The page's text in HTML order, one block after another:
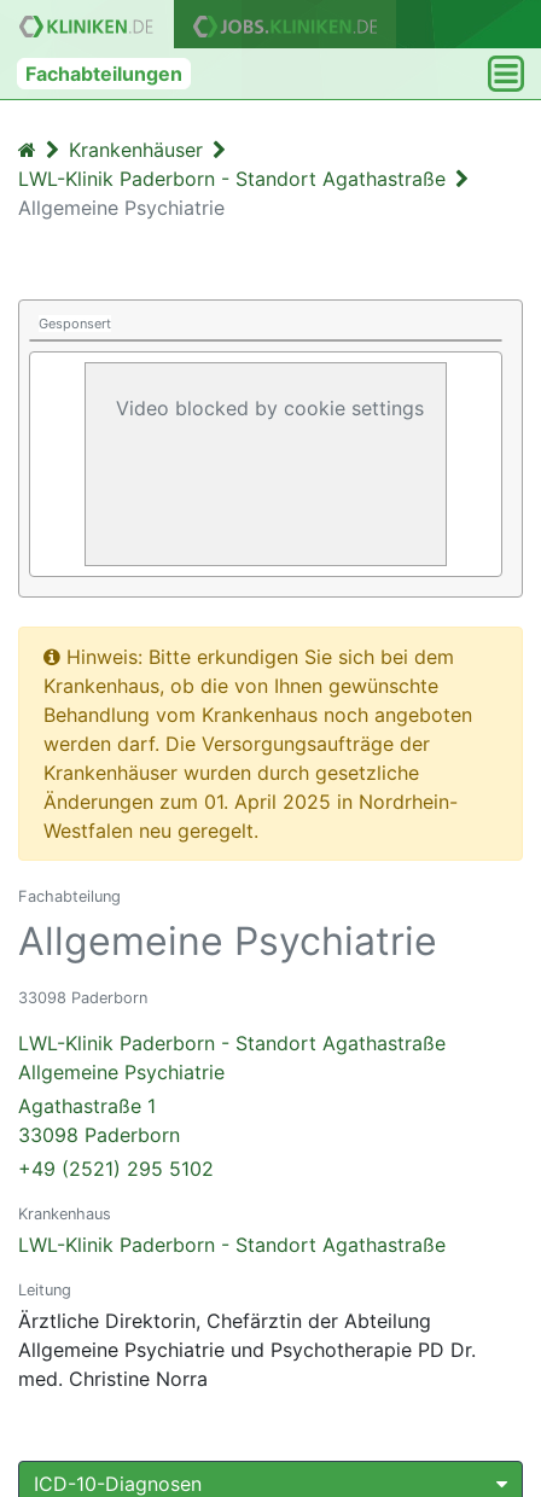
Fachabteilungen
Krankenhäuser
LWL-Klinik Paderborn - Standort Agathastraße
Allgemeine Psychiatrie
Gesponsert
Video blocked by cookie settings
Hinweis: Bitte erkundigen Sie sich bei dem
Krankenhaus, ob die von Ihnen gewünschte
Behandlung vom Krankenhaus noch angeboten
werden darf. Die Versorgungsaufträge der
Krankenhäuser wurden durch gesetzliche
Änderungen zum 01. April 2025 in Nordrhein-
Westfalen neu geregelt.
Fachabteilung
Allgemeine Psychiatrie
33098 Paderborn
LWL-Klinik Paderborn - Standort Agathastraße
Allgemeine Psychiatrie
Agathastraße 1
33098 Paderborn
+49 (2521) 295 5102
Krankenhaus
LWL-Klinik Paderborn - Standort Agathastraße
Leitung
Ärztliche Direktorin, Chefärztin der Abteilung
Allgemeine Psychiatrie und Psychotherapie PD Dr.
med. Christine Norra
ICD-10-Diagnosen